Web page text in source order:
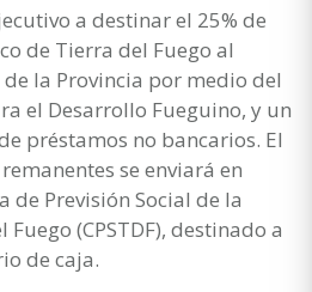
a destinar el 25% de
de Tierra del Fuego al
la Provincia por medio del
el Desarrollo Fueguino, y un
préstamos no bancarios. El
se enviará en
de Previsión Social de la
(CPSTDF), destinado a
de caja.